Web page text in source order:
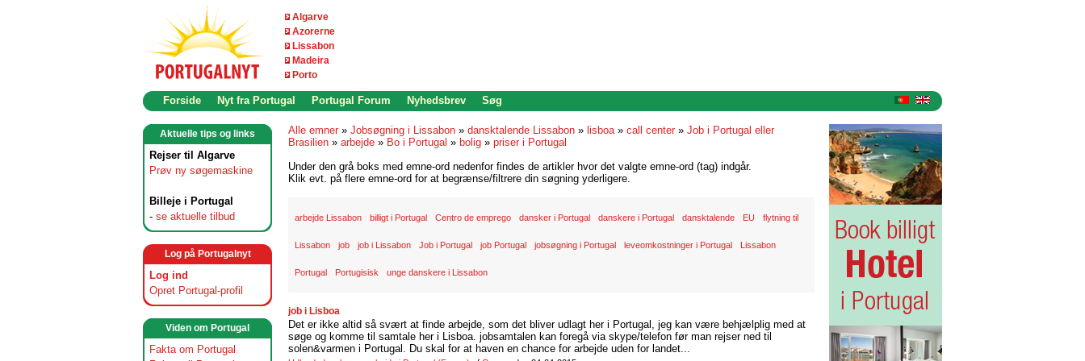
Algarve
Azorerne
Lissabon
Madeira
Porto
Forside Nyt fra Portugal Portugal Forum Nyhedsbrev Søg
Aktuelle tips og links
Rejser til Algarve
Prøv ny søgemaskine
Billeje i Portugal
- se aktuelle tilbud
Log på Portugalnyt
Log ind
Opret Portugal-profil
Viden om Portugal
Fakta om Portugal
Alle emner » Jobsøgning i Lissabon » dansktalende Lissabon » lisboa» call center » Job i Portugal eller
Brasilien » arbejde » Bo i Portugal » bolig » priser i Portugal
Under den grå boks med emne-ord nedenfor findes de artikler hvor det valgte emne-ord (tag) indgår.
Klik evt. på flere emne-ord for at begrænse/filtrere din søgning yderligere.
arbejde Lissabon billigt i Portugal Centro de emprego dansker i Portugal danskere i Portugal dansktalende EU flytning til
Lissabon job job i Lissabon Job i Portugal job Portugal jobsøgning i Portugal leveomkostninger i Portugal Lissabon
Portugal Portugisisk unge danskere i Lissabon
job i Lisboa
Det er ikke altid så svært at finde arbejde, som det bliver udlagt her i Portugal, jeg kan være behjælplig med at
søge og komme til samtale her i Lisboa. jobsamtalen kan foregå via skype/telefon før man rejser ned til
solen&varmen i Portugal. Du skal for at haven en chance for arbejde uden for landet...